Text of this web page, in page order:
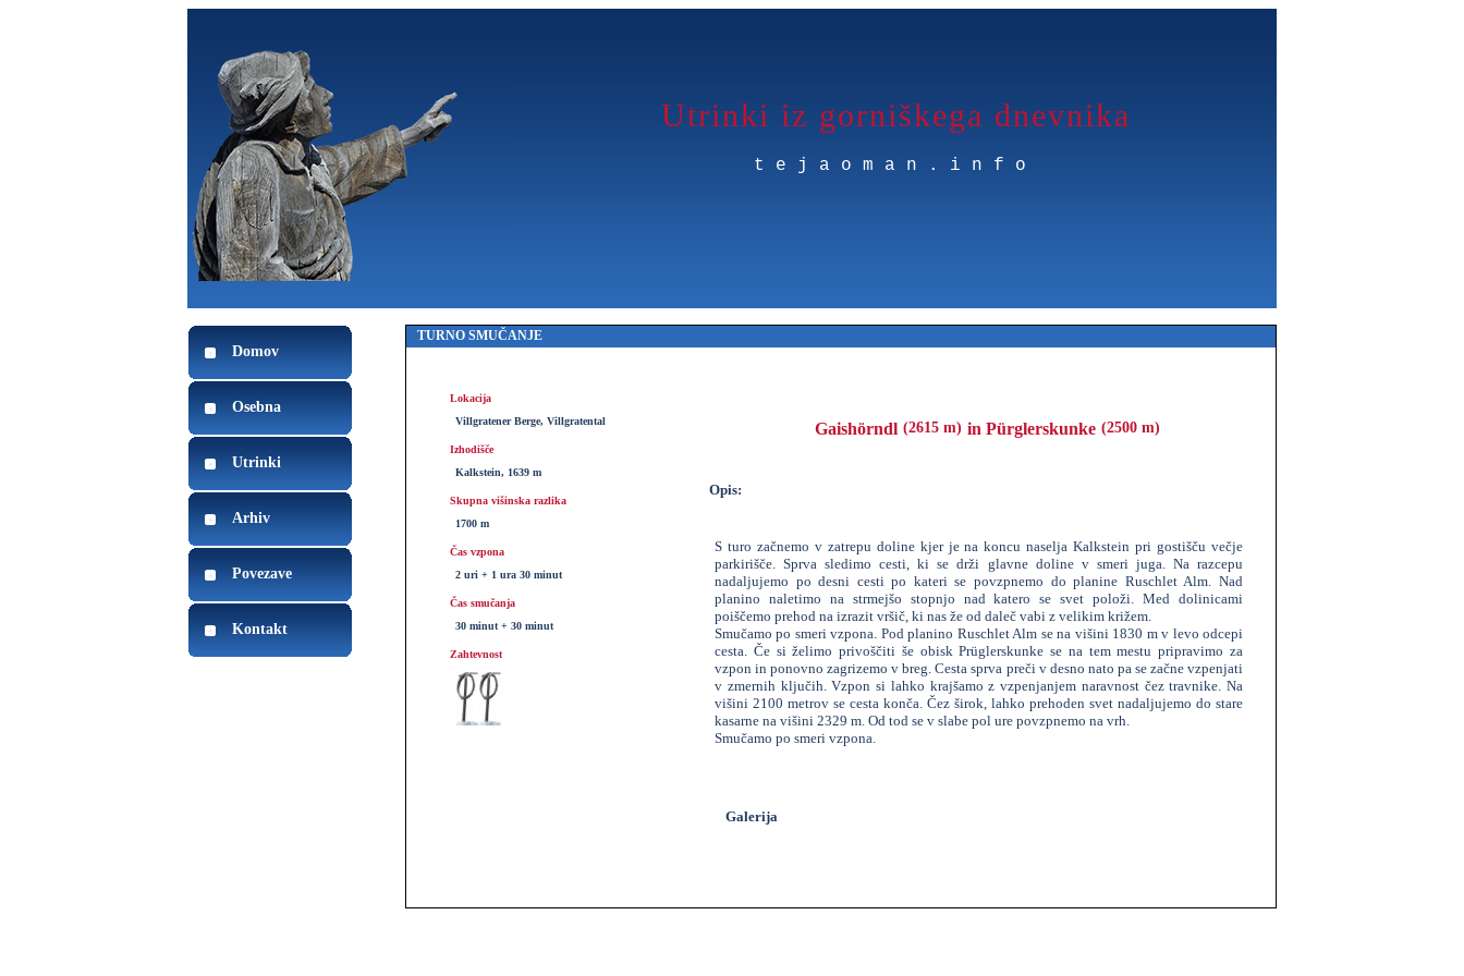
Utrinki iz gorniškega dnevnika
tejaoman.info
Domov
Osebna
Utrinki
Arhiv
Povezave
Kontakt
TURNO SMUČANJE
Lokacija
Villgratener Berge, Villgratental
Izhodišče
Kalkstein, 1639 m
Skupna višinska razlika
1700 m
Čas vzpona
2 uri + 1 ura 30 minut
Čas smučanja
30 minut + 30 minut
Zahtevnost
Gaishörndl (2615 m) in Pürglerskunke (2500 m)
Opis:
S turo začnemo v zatrepu doline kjer je na koncu naselja Kalkstein pri gostišču večje
parkirišče. Sprva sledimo cesti, ki se drži glavne doline v smeri juga. Na razcepu
nadaljujemo po desni cesti po kateri se povzpnemo do planine Ruschlet Alm. Nad
planino naletimo na strmejšo stopnjo nad katero se svet položi. Med dolinicami
poiščemo prehod na izrazit vršič, ki nas že od daleč vabi z velikim križem.
Smučamo po smeri vzpona. Pod planino Ruschlet Alm se na višini 1830 m v levo odcepi
cesta. Če si želimo privoščiti še obisk Prüglerskunke se na tem mestu pripravimo za
vzpon in ponovno zagrizemo v breg. Cesta sprva preči v desno nato pa se začne vzpenjati
v zmernih ključih. Vzpon si lahko krajšamo z vzpenjanjem naravnost čez travnike. Na
višini 2100 metrov se cesta konča. Čez širok, lahko prehoden svet nadaljujemo do stare
kasarne na višini 2329 m. Od tod se v slabe pol ure povzpnemo na vrh.
Smučamo po smeri vzpona.
Galerija